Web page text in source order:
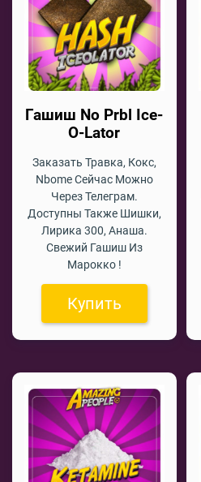
Гашиш No Prbl Ice-
O-Lator
Заказать Травка, Кокс,
Nbome Сейчас Можно
Через Телеграм.
Доступны Также Шишки,
Лирика 300, Анаша.
Свежий Гашиш Из
Марокко !
Купить